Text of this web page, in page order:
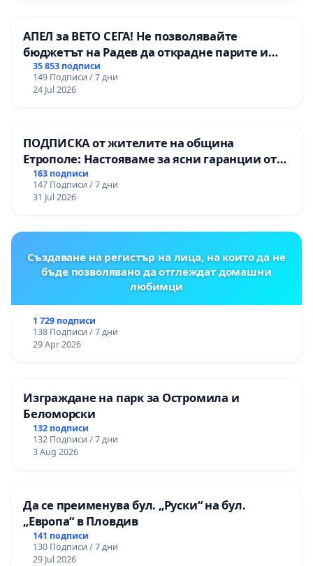
АПЕЛ за ВЕТО СЕГА! Не позволявайте
бюджетът на Радев да открадне парите и
правата ни в тъмното
35 853 подписи
149 Подписи / 7 дни
24 Jul 2026
ПОДПИСКА от жителите на община
Етрополе: Настояваме за ясни гаранции от
“Елаците-МЕД” АД и от държавата, че ще се
изпълнят всички екологични норми!
163 подписи
147 Подписи / 7 дни
31 Jul 2026
Създаване на регистър на лица, на които да не
бъде позволявано да отглеждат домашни
любимци
1 729 подписи
138 Подписи / 7 дни
29 Apr 2026
Изграждане на парк за Остромила и
Беломорски
132 подписи
132 Подписи / 7 дни
3 Aug 2026
Да се преименува бул. „Руски“ на бул.
„Европа“ в Пловдив
141 подписи
130 Подписи / 7 дни
29 Jul 2026